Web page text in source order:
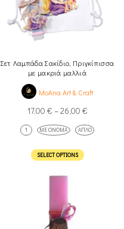
Σετ Λαμπάδα Σακίδιο, Πριγκίπισσα
με μακριά μαλλιά
MoAna Art & Craft
17,00 € –26,00 €
1 ΜΕ ΌΝΟΜΑ ΑΠΛΌ
SELECT OPTIONS